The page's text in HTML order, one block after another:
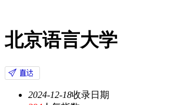
北京语言大学
2024-12-18收录日期